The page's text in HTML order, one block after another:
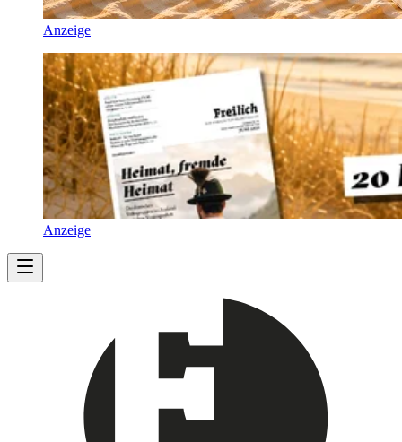
Anzeige
Anzeige